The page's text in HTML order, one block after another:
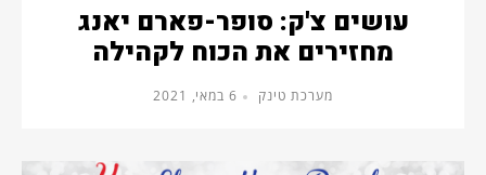
עושים צ'ק: סופר-פארם יאנג
מחזירים את הכוח לקהילה
מערכת טינק 6 במאי, 2021